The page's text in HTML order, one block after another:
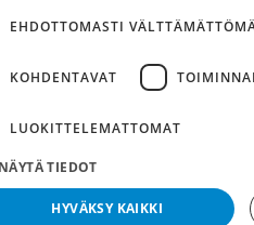
Copyright © 2019 This site is Licensed to
EHDOTTOMASTI
KOHDENTAVAT
LUOKITTELEMATTOMAT
TIEDOT
HYVÄKSY KAIKKI